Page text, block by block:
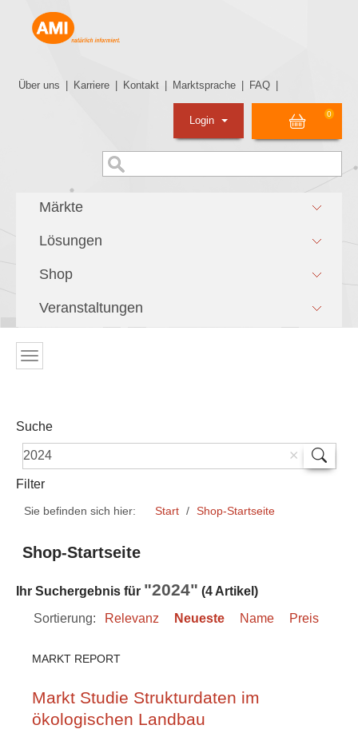
Über uns Karriere Kontakt Marktsprache FAQ
0
Login
Märkte
Lösungen
Shop
Veranstaltungen
Suche
Filter
Sie befinden sich hier: Start Shop-Startseite
Shop-Startseite
Ihr Suchergebnis für "2024" (4 Artikel)
Sortierung:
Relevanz Neueste Name Preis
MARKT REPORT
Markt Studie Strukturdaten im
ökologischen Landbau